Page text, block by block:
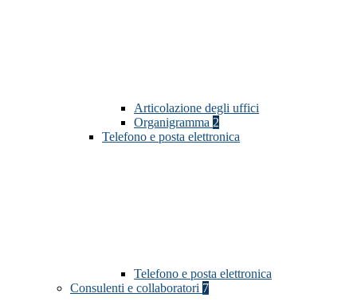
Articolazione degli uffici
Organigramma 2
Telefono e posta elettronica
Telefono e posta elettronica
Consulenti e collaboratori 7